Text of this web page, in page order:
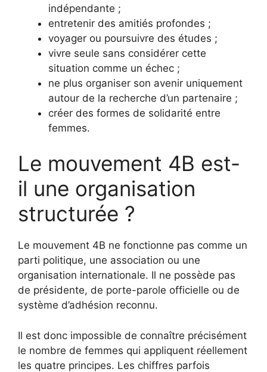
indépendante ;
entretenir des amitiés profondes ;
voyager ou poursuivre des études ;
vivre seule sans considérer cette
situation comme un échec ;
ne plus organiser son avenir uniquement
autour de la recherche d’un partenaire ;
créer des formes de solidarité entre
femmes.
Le mouvement 4B est-
il une organisation
structurée ?
Le mouvement 4B ne fonctionne pas comme un
parti politique, une association ou une
organisation internationale. Il ne possède pas
de présidente, de porte-parole officielle ou de
système d’adhésion reconnu.
Il est donc impossible de connaître précisément
le nombre de femmes qui appliquent réellement
les quatre principes. Les chiffres parfois